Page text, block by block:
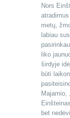
Nors
metų,
labiau
liko
širdyje
būti
Majamio,
bet